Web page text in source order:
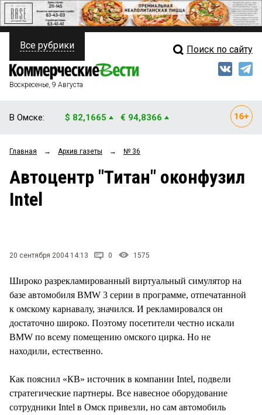
ПОЛИТИКА
ФИНАНСЫ
ОБЩЕСТВО
ЗАКОН
СТИЛЬ ЖИЗНИ
Свежий выпуск
Рейтинги
Все рубрики Поиск по сайту
Воскресенье, 9 Августа
В Омске: $ 82,1665 € 94,8366
Главная → Архив газеты → № 36
Автоцентр "Титан" оконфузил
Intel
20 сентября 2004 14:13 0 1575
Широко разрекламированный виртуальный симулятор на
базе автомобиля BMW 3 серии в программе, отпечатанной
к омскому карнавалу, значился. И рекламировался он
достаточно широко. Поэтому посетители честно искали
BMW по всему помещению омского цирка. Но не
находили, естественно.
Как пояснил «КВ» источник в компании Intel, подвели
стратегические партнеры. Все навесное оборудование
сотрудники Intel в Омск привезли, но сам автомобиль